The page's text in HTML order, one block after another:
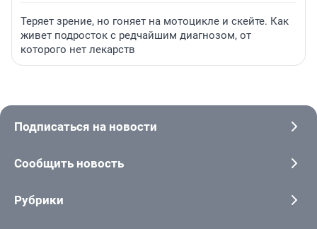
Теряет зрение, но гоняет на мотоцикле и скейте. Как
живет подросток с редчайшим диагнозом, от
которого нет лекарств
Подписаться на новости
Сообщить новость
Рубрики